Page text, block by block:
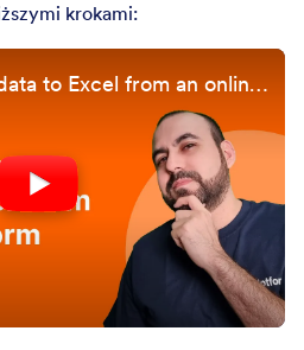
krokami:
How to export data to Excel from an online form